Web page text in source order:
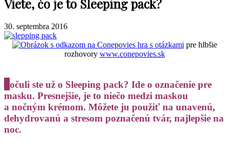
Viete, čo je to Sleeping pack?
30. septembra 2016
hra s otázkami pre hlbšie
rozhovory www.conepovies.sk
očuli ste už o Sleeping pack? Ide o označenie pre
masku. Presnejšie, je to niečo medzi maskou
a nočným krémom. Môžete ju použiť na unavenú,
dehydrovanú a stresom poznačenú tvár, najlepšie na
noc.